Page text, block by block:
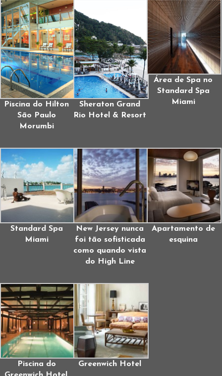
Piscina do Hilton
São Paulo
Morumbi
Sheraton Grand
Rio Hotel & Resort
Área de Spa no
Standard Spa
Miami
Standard Spa
Miami
New Jersey nunca
foi tão sofisticada
como quando vista
do High Line
Apartamento de
esquina
Piscina do
Greenwich Hotel